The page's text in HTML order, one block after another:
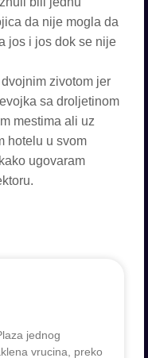
da nije mogla da
jos i jos dok se nije
zivotom jer
sa droljetinom
mestima ali uz
hotelu u svom
ugovaram
jednog
vrucina, preko